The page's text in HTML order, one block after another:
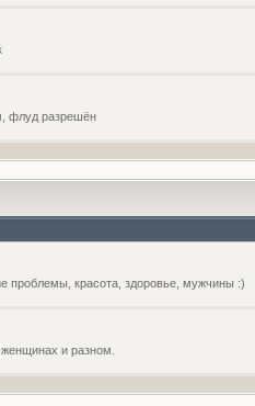
флуд разрешён
проблемы, красота, здоровье, мужчины :)
и разном.